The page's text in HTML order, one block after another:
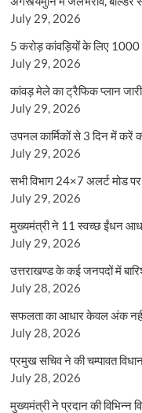
July 29, 2026
5 करोड़ कांवड़ियों के लिए 1000
July 29, 2026
कांवड़ मेले का ट्रैफिक प्लान
July 29, 2026
उपनल कार्मिकों से 3 दिन में करें
July 29, 2026
सभी विभाग 24×7 अलर्ट मोड
July 29, 2026
मुख्यमंत्री ने 11 स्वच्छ ईंधन
July 29, 2026
उत्तराखण्ड के कई जनपदों में
July 28, 2026
सफलता का आधार केवल अंक
July 28, 2026
प्रमुख सचिव ने की चम्पावत
July 28, 2026
मुख्यमंत्री ने प्रदान की विभिन्न